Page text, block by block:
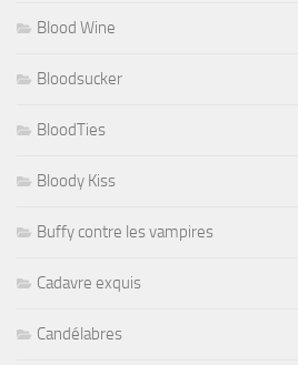
Blood Wine
Bloodsucker
BloodTies
Bloody Kiss
Buffy contre les vampires
Cadavre exquis
Candélabres